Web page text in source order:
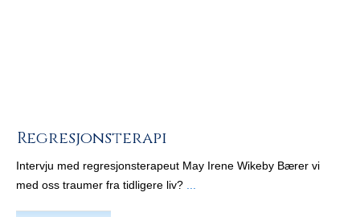
Regresjonsterapi
Intervju med regresjonsterapeut May Irene Wikeby Bærer vi
med oss traumer fra tidligere liv?